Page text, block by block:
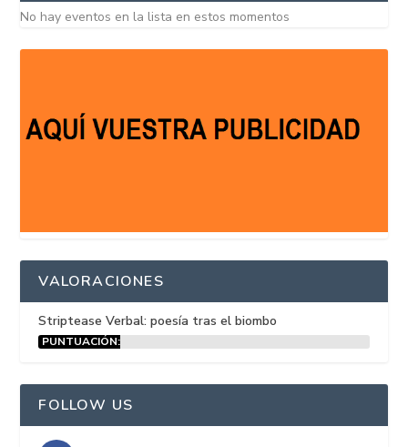
No hay eventos en la lista en estos momentos
VALORACIONES
Striptease Verbal: poesía tras el biombo
PUNTUACIÓN:
FOLLOW US